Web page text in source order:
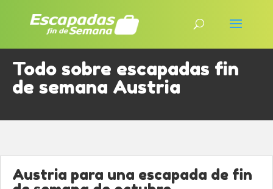
Todo sobre escapadas fin
de semana Austria
Austria para una escapada de fin